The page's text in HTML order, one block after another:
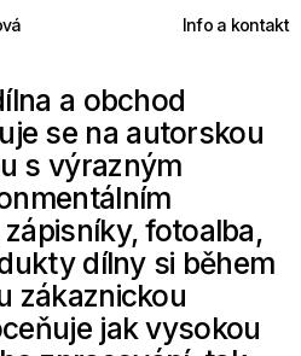
Info a kontakt
a obchod
se na autorskou
s výrazným
fotoalba,
dílny si během
zákaznickou
jak vysokou